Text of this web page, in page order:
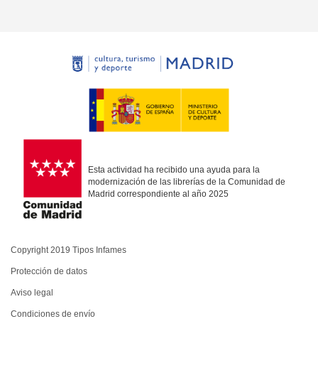
Esta actividad ha recibido una ayuda para la
modernización de las librerías de la Comunidad de
Madrid correspondiente al año 2025
Copyright 2019 Tipos Infames
Protección de datos
Aviso legal
Condiciones de envío